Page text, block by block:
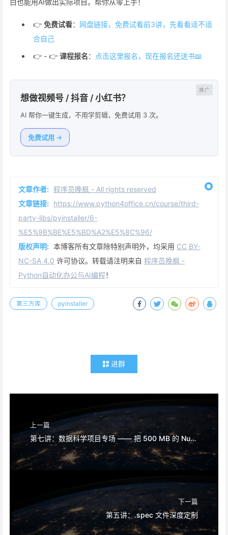
白也能用AI做出实际项目。帮你从零上手！
👉 免费试看： 网盘链接，免费试看前3讲，先看看适不适
合自己
👉 - 👉 课程报名： 点击这里报名，现在报名还送书📖
想做视频号 / 抖音 / 小红书？
AI 帮你一键生成，不用学剪辑，免费试用 3 次。
免费试用 →
文章作者: 程序员晚枫 - All rights reserved
文章链接: https://www.python4office.cn/course/third-
party-libs/pyinstaller/6-
%E5%9B%BE%E5%BD%A2%E5%8C%96/
版权声明: 本博客所有文章除特别声明外，均采用 CC BY-
NC-SA 4.0 许可协议。转载请注明来自 程序员晚枫 -
Python自动化办公与AI编程！
第三方库 pyinstaller
进群
上一篇
第七讲：数据科学项目专场 —— 把 500 MB 的 Numpy / Pandas / PyTorch 砍到 150 MB 以内
下一篇
第五讲：.spec 文件深度定制